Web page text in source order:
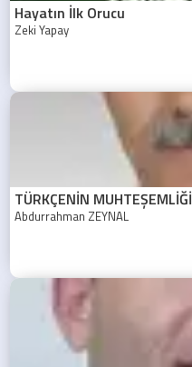
Hayatın İlk Orucu
Zeki Yapay
TÜRKÇENİN MUHTEŞEMLİĞİ
Abdurrahman ZEYNAL